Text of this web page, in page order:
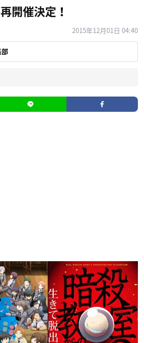
開催決定！
2015年12月01日 04:40
部